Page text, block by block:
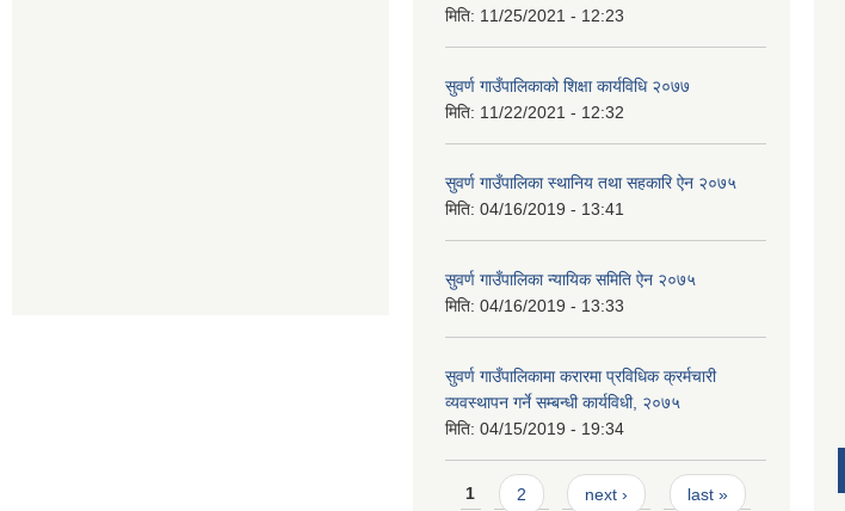
मिति: 11/25/2021 - 12:23
सुवर्ण गाउँपालिकाको शिक्षा कार्यविधि २०७७
मिति: 11/22/2021 - 12:32
सुवर्ण गाउँपालिका स्थानिय तथा सहकारि ऐन २०७५
मिति: 04/16/2019 - 13:41
सुवर्ण गाउँपालिका न्यायिक समिति ऐन २०७५
मिति: 04/16/2019 - 13:33
सुवर्ण गाउँपालिकामा करारमा प्रविधिक क्रर्मचारी
व्यवस्थापन गर्ने सम्बन्धी कार्यविधी, २०७५
मिति: 04/15/2019 - 19:34
Pages
1 2 next › last »